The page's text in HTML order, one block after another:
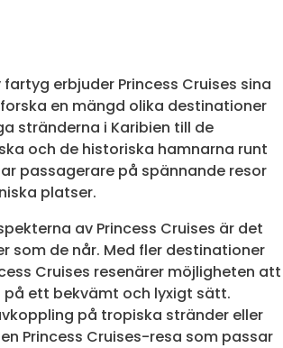
erbjuder Princess Cruises sina
en mängd olika destinationer
stränderna i Karibien till de
och de historiska hamnarna runt
passagerare på spännande resor
platser.
av Princess Cruises är det
som de når. Med fler destinationer
Cruises resenärer möjligheten att
ett bekvämt och lyxigt sätt.
på tropiska stränder eller
Princess Cruises-resa som passar